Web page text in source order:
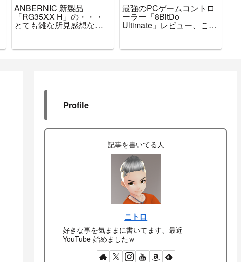
ANBERNIC 新製品
「RG35XX H」の・・・
とても雑な所見感想など
最強のPCゲームコントロ
ーラー「8BitDo
Ultimate」レビュー、これ
Profile
記事を書いてる人
ニトロ
好きな事を気ままに書いてます、最近
YouTube 始めましたｗ